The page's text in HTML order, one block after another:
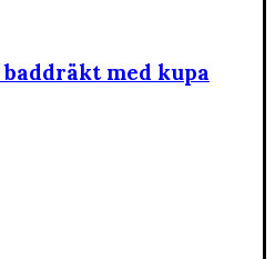
med kupa